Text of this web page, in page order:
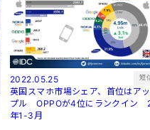
2022.05.25 短
英国スマホ市場シェア、首位はアッ
プル OPPOが4位にランクイン
年1-3月